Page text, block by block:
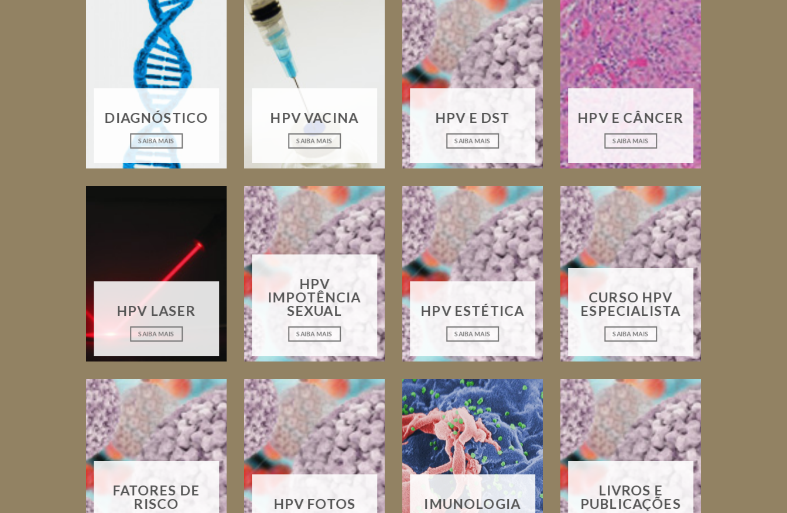
DIAGNÓSTICO
SAIBA MAIS
HPV VACINA
SAIBA MAIS
HPV E DST
SAIBA MAIS
HPV E CÂNCER
SAIBA MAIS
HPV LASER
SAIBA MAIS
HPV
IMPOTÊNCIA
SEXUAL
SAIBA MAIS
HPV ESTÉTICA
SAIBA MAIS
CURSO HPV
ESPECIALISTA
SAIBA MAIS
FATORES DE
RISCO
HPV FOTOS IMUNOLOGIA
LIVROS E
PUBLICAÇÕES